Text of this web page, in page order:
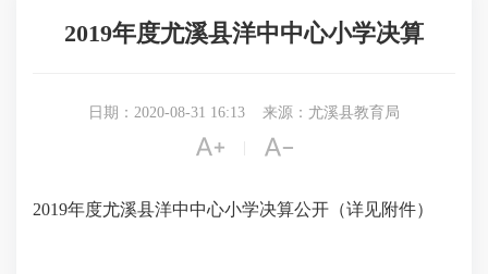
2019年度尤溪县洋中中心小学决算
日期：2020-08-31 16:13 来源：尤溪县教育局
 
2019年度尤溪县洋中中心小学决算公开（详见附件）